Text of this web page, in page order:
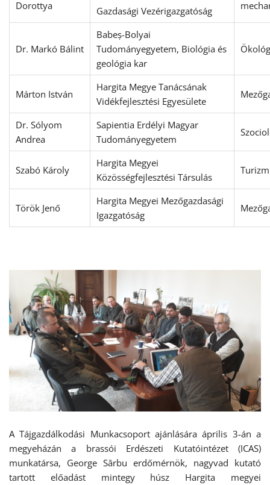
Dorottya Gazdasági Vezérigazgatóság
Dr. Markó Bálint
Babeș-Bolyai
Tudományegyetem, Biológia és
geológia kar
Márton István
Hargita Megye Tanácsának
Vidékfejlesztési Egyesülete
Dr. Sólyom
Andrea
Sapientia Erdélyi Magyar
Tudományegyetem
Szabó Károly
Hargita Megyei
Közösségfejlesztési Társulás
Török Jenő
Hargita Megyei Mezőgazdasági
Igazgatóság
A Tájgazdálkodási Munkacsoport ajánlására április 3-án a
megyeházán a brassói Erdészeti Kutatóintézet (ICAS)
munkatársa, George Sârbu erdőmérnök, nagyvad kutató
tartott előadást mintegy húsz Hargita megyei